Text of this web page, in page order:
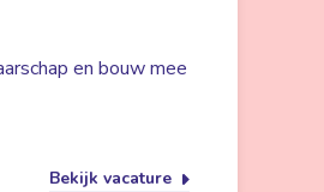
en bouw mee
Bekijk vacature